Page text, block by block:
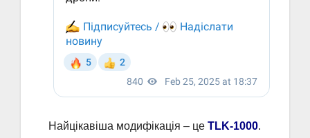
Найцікавіша модифікація – це TLK-1000.